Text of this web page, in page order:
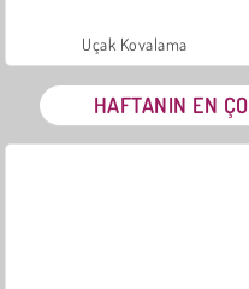
Uçak Kovalama
HAFTANIN EN